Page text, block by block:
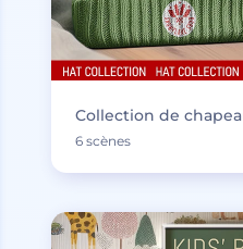
Collection de
6 scènes